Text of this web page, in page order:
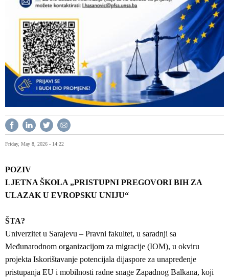
Friday, May 8, 2026 - 14:22
POZIV
LJETNA ŠKOLA „PRISTUPNI PREGOVORI BIH ZA
ULAZAK U EVROPSKU UNIJU“
ŠTA?
Univerzitet u Sarajevu – Pravni fakultet, u saradnji sa
Međunarodnom organizacijom za migracije (IOM), u okviru
projekta Iskorištavanje potencijala dijaspore za unapređenje
pristupanja EU i mobilnosti radne snage Zapadnog Balkana, koji